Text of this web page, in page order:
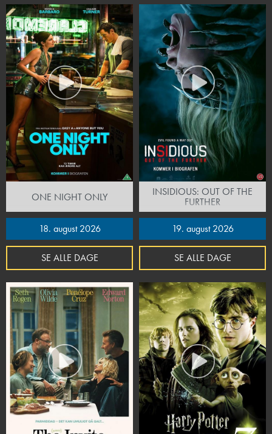
ONE NIGHT ONLY
18. august 2026
SE ALLE DAGE
INSIDIOUS: OUT OF THE
FURTHER
19. august 2026
SE ALLE DAGE